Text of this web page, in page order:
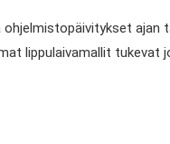
ajan
lippulaivamallit